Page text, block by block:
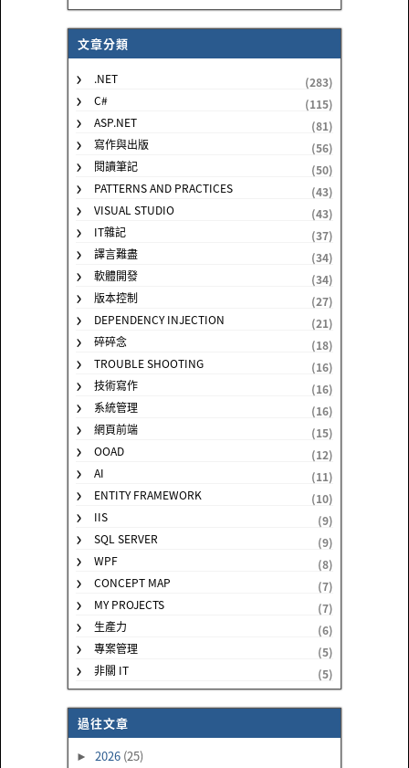
文章分類
.NET
(283)
C#
(115)
ASP.NET
(81)
寫作與出版
(56)
閱讀筆記
(50)
PATTERNS AND PRACTICES
(43)
VISUAL STUDIO
(43)
IT雜記
(37)
譯言難盡
(34)
軟體開發
(34)
版本控制
(27)
DEPENDENCY INJECTION
(21)
碎碎念
(18)
TROUBLE SHOOTING
(16)
技術寫作
(16)
系統管理
(16)
網頁前端
(15)
OOAD
(12)
AI
(11)
ENTITY FRAMEWORK
(10)
IIS
(9)
SQL SERVER
(9)
WPF
(8)
CONCEPT MAP
(7)
MY PROJECTS
(7)
生產力
(6)
專案管理
(5)
非關 IT
(5)
過往文章
► 2026 (25)